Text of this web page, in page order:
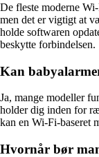
De fleste moderne
men det er vigtigt at
holde softwaren
beskytte forbindelsen.
Kan
Ja, mange modeller
holder dig inden for
kan en Wi-Fi-baseret
Hvornår bør